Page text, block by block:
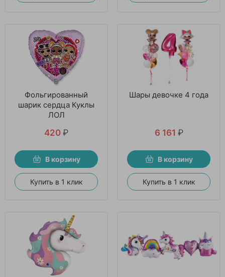
Фольгированный
шарик сердца Куклы
ЛОЛ
420 ₽
В корзину
Купить в 1 клик
Шары девочке 4 года
6 161 ₽
В корзину
Купить в 1 клик